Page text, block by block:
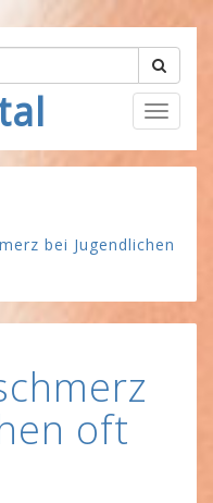
bei Jugendlichen
oft